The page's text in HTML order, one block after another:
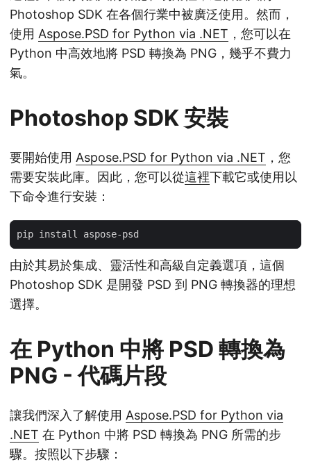
Photoshop SDK 在各個行業中被廣泛使用。然而，
使用 Aspose.PSD for Python via .NET ，您可以在
Python 中高效地將 PSD 轉換為 PNG，幾乎不費力
氣。
Photoshop SDK 安裝
要開始使用 Aspose.PSD for Python via .NET ，您
需要安裝此庫。因此，您可以從這裡下載它或使用以
下命令進行安裝：
由於其易於集成、靈活性和高級自定義選項，這個
Photoshop SDK 是開發 PSD 到 PNG 轉換器的理想
選擇。
在 Python 中將 PSD 轉換為
PNG - 代碼片段
讓我們深入了解使用 Aspose.PSD for Python via
.NET 在 Python 中將 PSD 轉換為 PNG 所需的步
驟。按照以下步驟：